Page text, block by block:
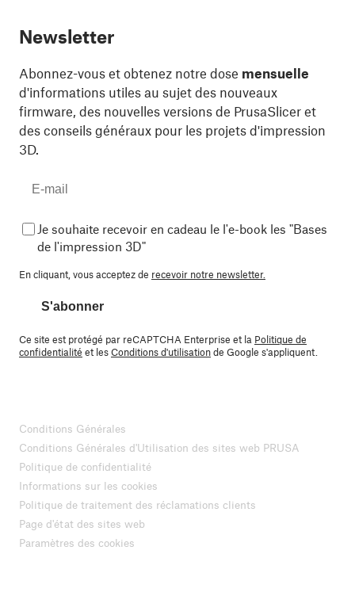
Newsletter
Abonnez-vous et obtenez notre dose mensuelle
d'informations utiles au sujet des nouveaux
firmware, des nouvelles versions de PrusaSlicer et
des conseils généraux pour les projets d'impression
3D.
Je souhaite recevoir en cadeau le l'e-book les "Bases
de l'impression 3D"
En cliquant, vous acceptez de recevoir notre newsletter.
S'abonner
Ce site est protégé par reCAPTCHA Enterprise et la Politique de
confidentialité et lesConditions d'utilisationde Google s'appliquent.
Conditions Générales
Conditions Générales d'Utilisation des sites web PRUSA
Politique de confidentialité
Informations sur les cookies
Politique de traitement des réclamations clients
Page d'état des sites web
Paramètres des cookies